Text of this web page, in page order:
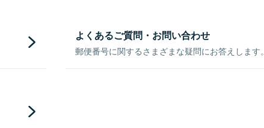
よくあるご質問・お問い合わせ
郵便番号に関するさまざまな疑問にお答えします。